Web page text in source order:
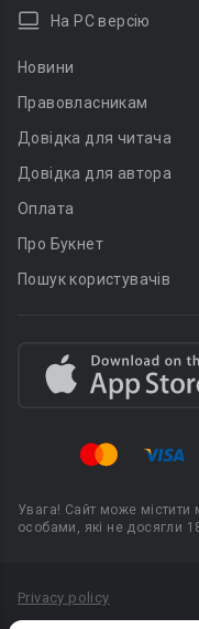
На PC версію
Новини
Правовласникам
Довідка для читача
Довідка для автора
Оплата
Про Букнет
Пошук користувачів
Увага! Сайт може містити
особами, які не досягли
Privacy policy